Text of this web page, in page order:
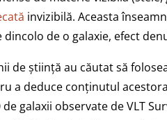
invizibilă. Aceasta
de o galaxie, efect
de știință au căutat să
a deduce conținutul
galaxii observate de VLT